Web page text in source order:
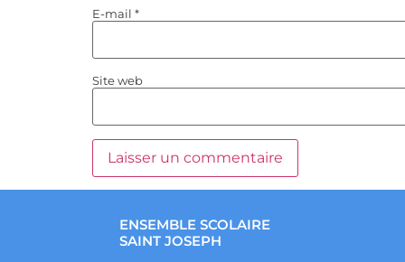
E-mail *
Site web
ENSEMBLE SCOLAIRE
SAINT JOSEPH